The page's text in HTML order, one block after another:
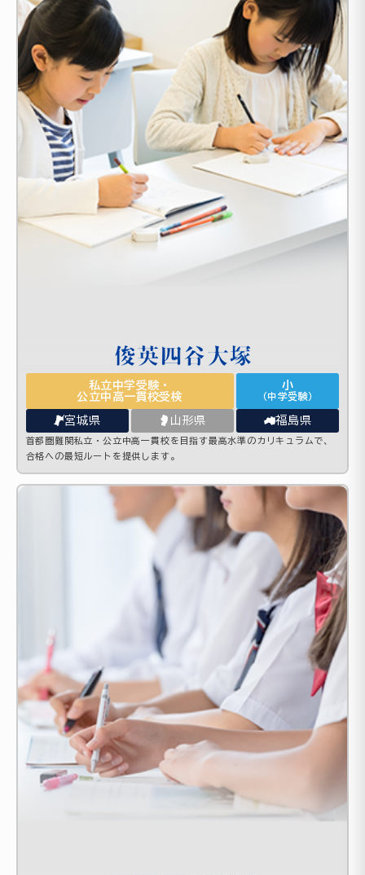
私立中学受験・
公立中高一貫校受検
小
（中学受験）
宮城県 山形県 福島県
首都圏難関私立・公立中高一貫校を目指す最高水準のカリキュラムで、
合格への最短ルートを提供します。